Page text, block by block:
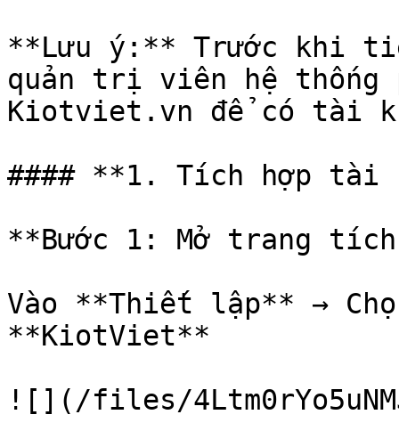
**Lưu ý:** Trước khi
quản trị viên hệ thống
Kiotviet.vn để có tài
#### **1. Tích hợp tài
**Bước 1: Mở trang
Vào **Thiết lập** →
**KiotViet**
![](/files/